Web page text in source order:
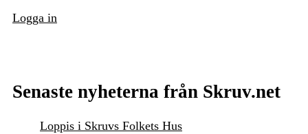
Logga in
Senaste nyheterna från Skruv.net
Loppis i Skruvs Folkets Hus